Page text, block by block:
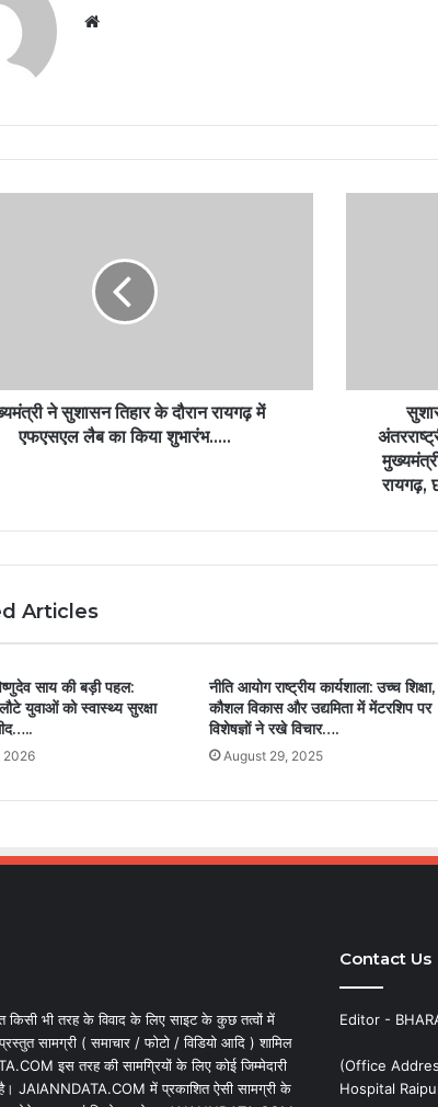
ने सुशासन तिहार के दौरान रायगढ़ में
एफएसएल लैब का किया शुभारंभ…..
रायगढ़,
Articles
साय की बड़ी पहल:
युवाओं को स्वास्थ्य सुरक्षा
2026
नीति आयोग राष्ट्रीय कार्यशाला: उच्च शिक्षा,
कौशल विकास और उद्यमिता में मेंटरशिप पर
विशेषज्ञों ने रखे विचार….
August 29, 2025
किसी भी तरह के विवाद के लिए साइट के कुछ तत्वों में
प्रस्तुत सामग्री ( समाचार / फोटो / विडियो आदि ) शामिल
इस तरह की सामग्रियों के लिए कोई जिम्मेदारी
है। JAIANNDATA.COM में प्रकाशित ऐसी सामग्री के
Contact Us
Editor -
(Office
Hospital